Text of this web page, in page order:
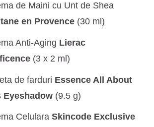
de Maini cu Unt de Shea
en Provence (30 ml)
Anti-Aging Lierac
(3 x 2 ml)
de farduri Essence All About
Eyeshadow (9.5 g)
Celulara Skincode Exclusive